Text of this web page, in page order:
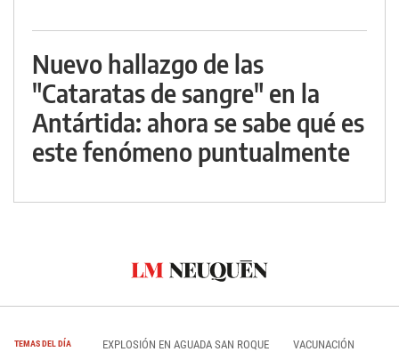
Nuevo hallazgo de las
"Cataratas de sangre" en la
Antártida: ahora se sabe qué es
este fenómeno puntualmente
TEMAS DEL DÍA EXPLOSIÓN EN AGUADA SAN ROQUE VACUNACIÓN